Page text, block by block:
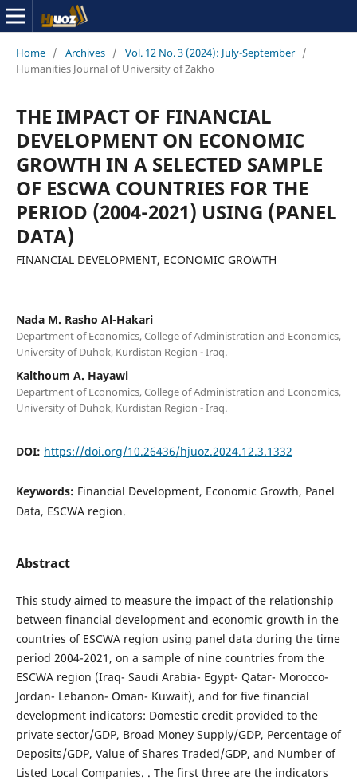
Home / Archives / Vol. 12 No. 3 (2024): July-September /
Humanities Journal of University of Zakho
THE IMPACT OF FINANCIAL
DEVELOPMENT ON ECONOMIC
GROWTH IN A SELECTED SAMPLE
OF ESCWA COUNTRIES FOR THE
PERIOD (2004-2021) USING (PANEL
DATA)
FINANCIAL DEVELOPMENT, ECONOMIC GROWTH
Nada M. Rasho Al-Hakari
Department of Economics, College of Administration and Economics,
University of Duhok, Kurdistan Region - Iraq.
Kalthoum A. Hayawi
Department of Economics, College of Administration and Economics,
University of Duhok, Kurdistan Region - Iraq.
DOI: https://doi.org/10.26436/hjuoz.2024.12.3.1332
Keywords: Financial Development, Economic Growth, Panel
Data, ESCWA region.
Abstract
This study aimed to measure the impact of the relationship
between financial development and economic growth in the
countries of ESCWA region using panel data during the time
period 2004-2021, on a sample of nine countries from the
ESCWA region (Iraq- Saudi Arabia- Egypt- Qatar- Morocco-
Jordan- Lebanon- Oman- Kuwait), and for five financial
development indicators: Domestic credit provided to the
private sector/GDP, Broad Money Supply/GDP, Percentage of
Deposits/GDP, Value of Shares Traded/GDP, and Number of
Listed Local Companies. . The first three are the indicators